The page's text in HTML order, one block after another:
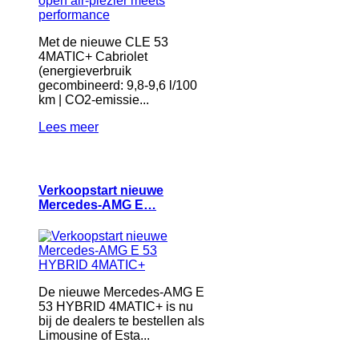
Met de nieuwe CLE 53
4MATIC+ Cabriolet
(energieverbruik
gecombineerd: 9,8-9,6 l/100
km | CO2-emissie...
Lees meer
Verkoopstart nieuwe
Mercedes-AMG E…
De nieuwe Mercedes-AMG E
53 HYBRID 4MATIC+ is nu
bij de dealers te bestellen als
Limousine of Esta...